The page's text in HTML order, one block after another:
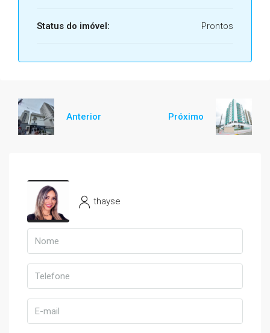
Status do imóvel: Prontos
Anterior Próximo
thayse